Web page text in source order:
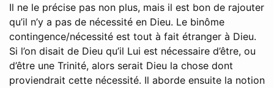
Il ne le précise pas non plus, mais il est bon de rajouter
qu’il n’y a pas de nécessité en Dieu. Le binôme
contingence/nécessité est tout à fait étranger à Dieu.
Si l’on disait de Dieu qu’il Lui est nécessaire d’être, ou
d’être une Trinité, alors serait Dieu la chose dont
proviendrait cette nécessité. Il aborde ensuite la notion